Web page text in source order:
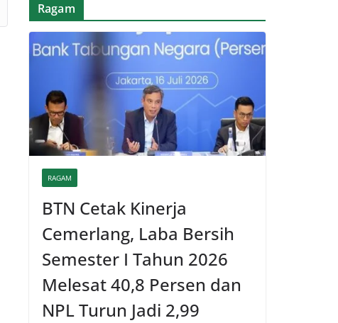
Ragam
RAGAM
BTN Cetak Kinerja
Cemerlang, Laba Bersih
Semester I Tahun 2026
Melesat 40,8 Persen dan
NPL Turun Jadi 2,99